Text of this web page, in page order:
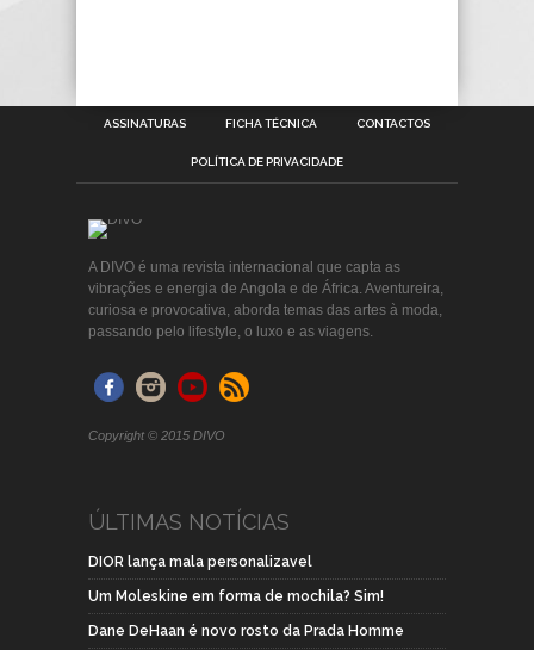
ASSINATURAS FICHA TÉCNICA CONTACTOS
POLÍTICA DE PRIVACIDADE
A DIVO é uma revista internacional que capta as
vibrações e energia de Angola e de África. Aventureira,
curiosa e provocativa, aborda temas das artes à moda,
passando pelo lifestyle, o luxo e as viagens.
Copyright © 2015 DIVO
ÚLTIMAS NOTÍCIAS
DIOR lança mala personalizavel
Um Moleskine em forma de mochila? Sim!
Dane DeHaan é novo rosto da Prada Homme